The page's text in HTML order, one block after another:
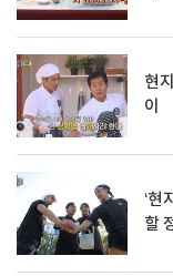
현
이
‘현
할